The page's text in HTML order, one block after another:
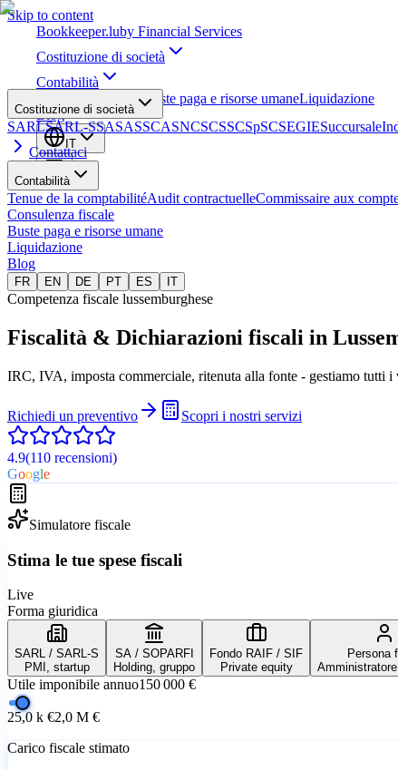
Skip to content
Bookkeeper.luby Financial Services
Costituzione di società
Contabilità
Consulenza fiscale Buste paga e risorse umaneLiquidazione
Blog
IT
Costituzione di società
SARLSARL-SSASASSCASNCSCSSCSpSCSEGIESuccursale
Contattaci
Contabilità
Tenue de la comptabilitéAudit contractuelleCommissaire aux
Consulenza fiscale
Buste paga e risorse umane
Liquidazione
Blog
FR EN DE PT ES IT
Competenza fiscale lussemburghese
Fiscalità & Dichiarazioni fiscali in
IRC, IVA, imposta commerciale, ritenuta alla fonte - gestiamo tutti
Richiedi un preventivo Scopri i nostri servizi
4.9(110 recensioni)
Google
Simulatore fiscale
Stima le tue spese fiscali
Live
Forma giuridica
SARL / SARL-S
PMI, startup
SA / SOPARFI
Holding, gruppo
Fondo RAIF / SIF
Private equity
Persona
Utile imponibile annuo150 000 €
25,0 k €2,0 M €
Carico fiscale stimato